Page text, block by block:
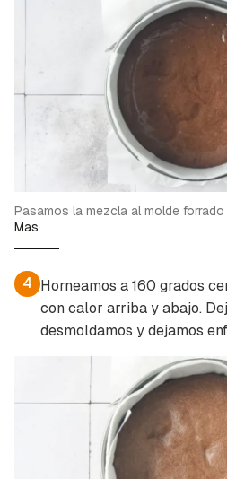
Pasamos la mezcla al molde
Mas
4 Horneamos a 160 grados
con calor arriba y abajo.
desmoldamos y dejamos